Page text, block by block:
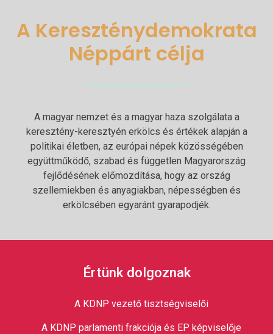
A Kereszténydemokrata
Néppárt célja
A magyar nemzet és a magyar haza szolgálata a
keresztény-keresztyén erkölcs és értékek alapján a
politikai életben, az európai népek közösségében
együttműködő, szabad és független Magyarország
fejlődésének előmozdítása, hogy az ország
szellemiekben és anyagiakban, népességben és
erkölcsében egyaránt gyarapodjék.
Értünk dolgoznak
A KDNP vezető tisztségviselői
A KDNP parlamenti frakciója és EP képviselője